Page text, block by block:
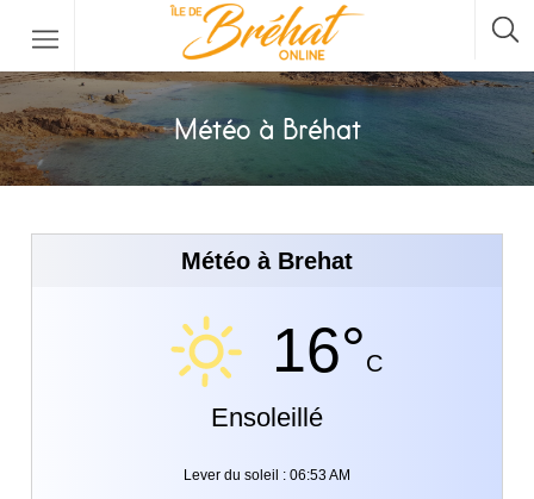
Hébergements
Restaurants & Bars
Location De Vélos
La Traversée Par Bateau
Météo à Bréhat
Météo à Brehat
16°C
Ensoleillé
Lever du soleil : 06:53 AM